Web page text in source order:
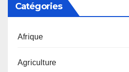
Catégories
Afrique
Agriculture